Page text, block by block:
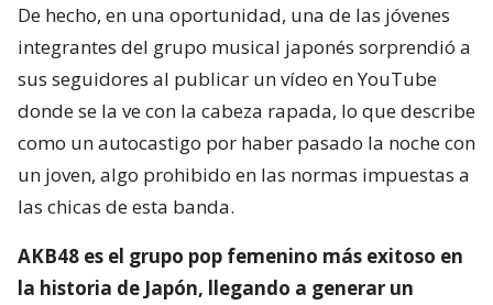
De hecho, en una oportunidad, una de las jóvenes
integrantes del grupo musical japonés sorprendió a
sus seguidores al publicar un vídeo en YouTube
donde se la ve con la cabeza rapada, lo que describe
como un autocastigo por haber pasado la noche con
un joven, algo prohibido en las normas impuestas a
las chicas de esta banda.
AKB48 es el grupo pop femenino más exitoso en
la historia de Japón, llegando a generar un